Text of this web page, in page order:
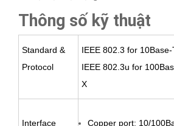
Thông số kỹ thuật
Standard &
Protocol
IEEE 802.3 for 10Base-
IEEE 802.3u for
X
Interface
Copper port: 10/